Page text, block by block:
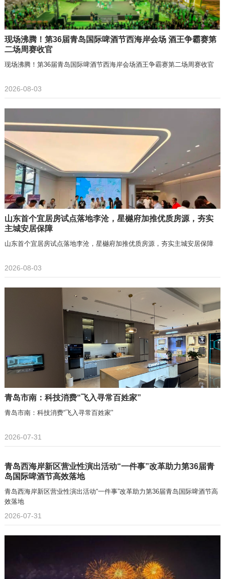
现场沸腾！第36届青岛国际啤酒节西海岸会场 酒王争霸赛第
二场周赛收官
现场沸腾！第36届青岛国际啤酒节西海岸会场酒王争霸赛第二场周赛收官
2026-08-03
山东首个宜居房试点落地李沧，星樾府加推优质房源，夯实
主城安居保障
山东首个宜居房试点落地李沧，星樾府加推优质房源，夯实主城安居保障
2026-08-03
青岛市南：科技消费“飞入寻常百姓家”
青岛市南：科技消费“飞入寻常百姓家”
2026-07-31
青岛西海岸新区营业性演出活动“一件事”改革助力第36届青
岛国际啤酒节高效落地
青岛西海岸新区营业性演出活动“一件事”改革助力第36届青岛国际啤酒节高
效落地
2026-07-31